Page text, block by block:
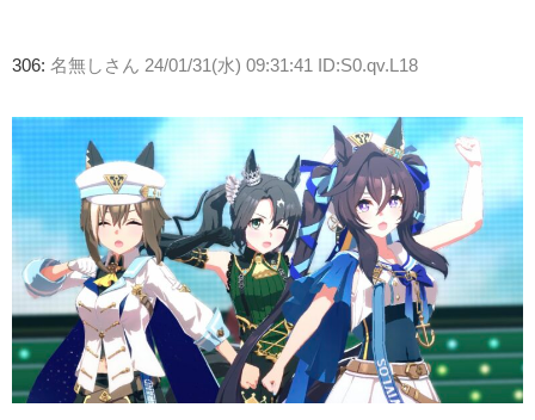
306: 名無しさん 24/01/31(水) 09:31:41 ID:S0.qv.L18